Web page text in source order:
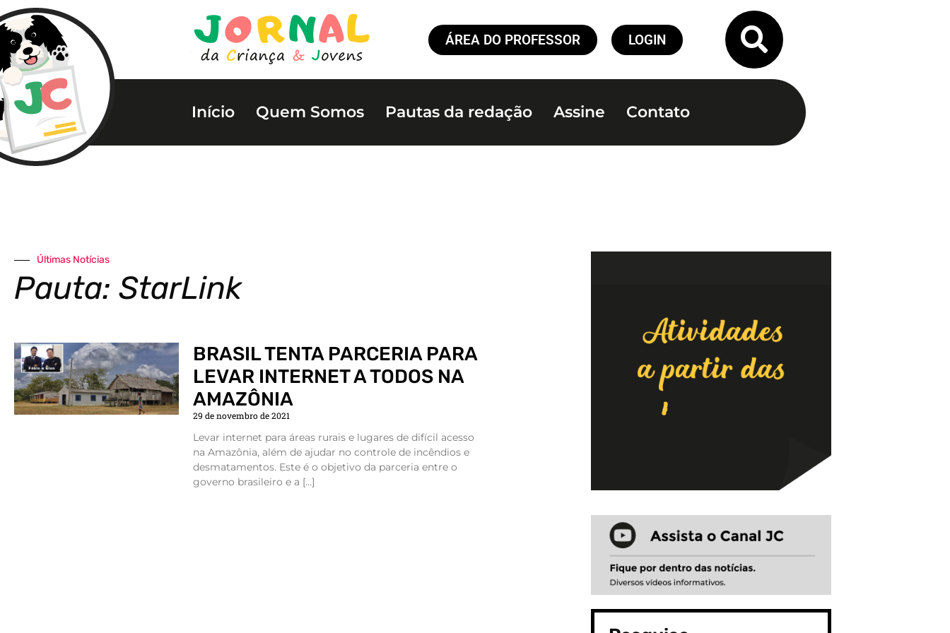
ÁREA DO PROFESSOR LOGIN
Início Quem Somos Pautas da redação Assine Contato
Últimas Notícias
Pauta: StarLink
BRASIL TENTA PARCERIA PARA
LEVAR INTERNET A TODOS NA
AMAZÔNIA
29 de novembro de 2021
Levar internet para áreas rurais e lugares de difícil acesso
na Amazônia, além de ajudar no controle de incêndios e
desmatamentos. Este é o objetivo da parceria entre o
governo brasileiro e a […]